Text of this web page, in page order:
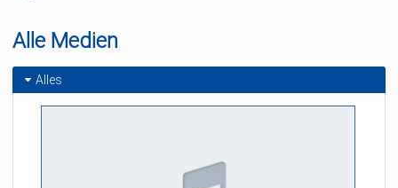
Alle Medien
Alles